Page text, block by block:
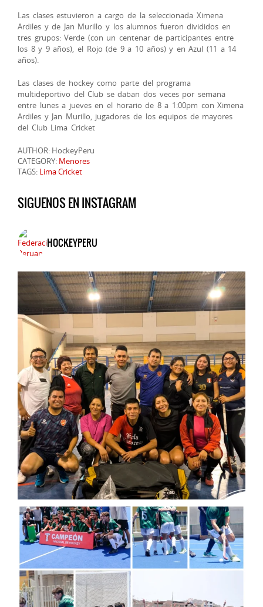
Las clases estuvieron a cargo de la seleccionada Ximena
Ardiles y de Jan Murillo y los alumnos fueron divididos en
tres grupos: Verde (con un centenar de participantes entre
los 8 y 9 años), el Rojo (de 9 a 10 años) y en Azul (11 a 14
años).
Las clases de hockey como parte del programa
multideportivo del Club se daban dos veces por semana
entre lunes a jueves en el horario de 8 a 1:00pm con Ximena
Ardiles y Jan Murillo, jugadores de los equipos de mayores
del Club Lima Cricket
AUTHOR: HockeyPeru
CATEGORY: Menores
TAGS: Lima Cricket
SIGUENOS EN INSTAGRAM
HOCKEYPERU